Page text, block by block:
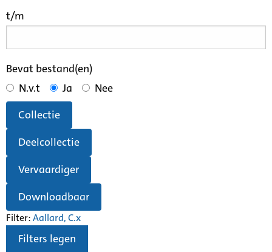
t/m
Bevat bestand(en)
N.v.t
Ja
Nee
Collectie
Deelcollectie
Vervaardiger
Downloadbaar
Filter:Aallard, C.x
Filters legen